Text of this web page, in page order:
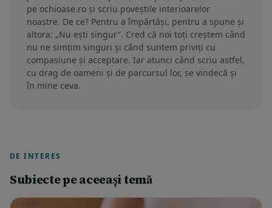
pe ochioase.ro și scriu poveștile interioarelor
noastre. De ce? Pentru a împărtăși, pentru a spune și
altora: „Nu ești singur”. Cred că noi toți creștem când
nu ne simțim singuri și când suntem priviți cu
compasiune și acceptare. Iar atunci când scriu astfel,
cu drag de oameni și de parcursul lor, se vindecă și
în mine ceva.
DE INTERES
Subiecte pe aceeași temă